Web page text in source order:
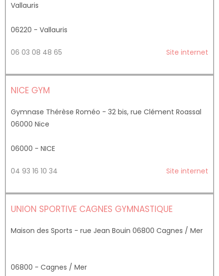
Vallauris
06220 - Vallauris
Site internet
06 03 08 48 65
NICE GYM
Gymnase Thérèse Roméo - 32 bis, rue Clément Roassal
06000 Nice
06000 - NICE
Site internet
04 93 16 10 34
UNION SPORTIVE CAGNES GYMNASTIQUE
Maison des Sports - rue Jean Bouin 06800 Cagnes / Mer
06800 - Cagnes / Mer